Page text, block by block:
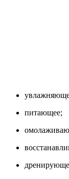
питающее;